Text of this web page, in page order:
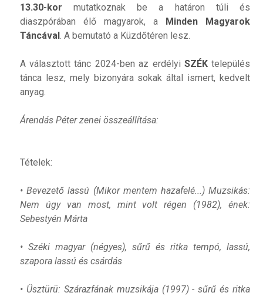
13.30-kor mutatkoznak be a határon túli és
diaszpórában élő magyarok, a Minden Magyarok
Táncával. A bemutató a Küzdőtéren lesz.
A választott tánc 2024-ben az erdélyiSZÉK település
tánca lesz, mely bizonyára sokak által ismert, kedvelt
anyag.
Árendás Péter zenei összeállítása:
Tételek:
• Bevezető lassú (Mikor mentem hazafelé...) Muzsikás:
Nem úgy van most, mint volt régen (1982), ének:
Sebestyén Márta
• Széki magyar (négyes), sűrű és ritka tempó, lassú,
szapora lassú és csárdás
• Üsztürü: Szárazfának muzsikája (1997) - sűrű és ritka